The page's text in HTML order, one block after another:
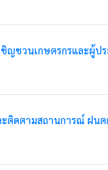
ชวนเกษตรกรและผู้ปร
ติดตามสถานการณ์ ฝน